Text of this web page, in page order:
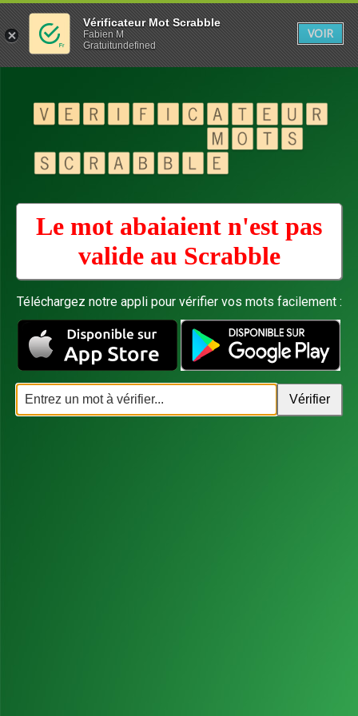
Le mot abaiaient n'est pas
valide au Scrabble
Téléchargez notre appli pour vérifier vos mots facilement :
Vérificateur Mot Scrabble
Fabien M
Gratuitundefined
VOIR